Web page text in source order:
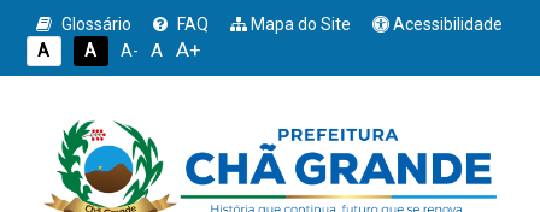
Glossário FAQ Mapa do Site
Acessibilidade
A
A A- A A+